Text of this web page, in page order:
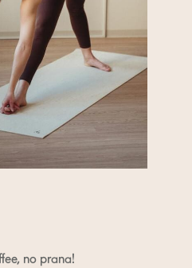
no prana!